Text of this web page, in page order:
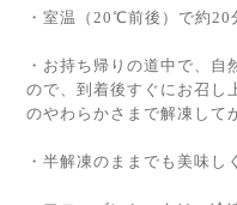
・室温（20℃前後）で約20
・お持ち帰りの道中で、
ので、到着後すぐにお召し
のやわらかさまで解凍して
・半解凍のままでも美味し